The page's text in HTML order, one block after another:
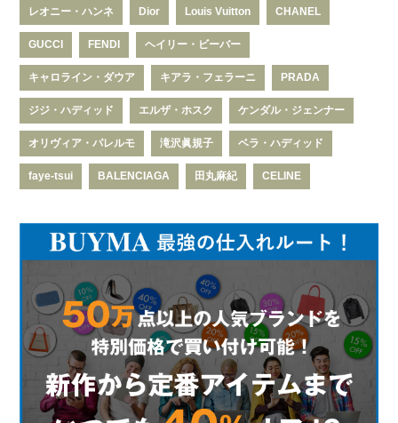
レオニー・ハンネ Dior Louis Vuitton CHANEL
GUCCI FENDI ヘイリー・ビーバー
キャロライン・ダウア キアラ・フェラーニ PRADA
ジジ・ハディッド エルザ・ホスク ケンダル・ジェンナー
オリヴィア・パレルモ 滝沢眞規子 ベラ・ハディッド
faye-tsui BALENCIAGA 田丸麻紀 CELINE